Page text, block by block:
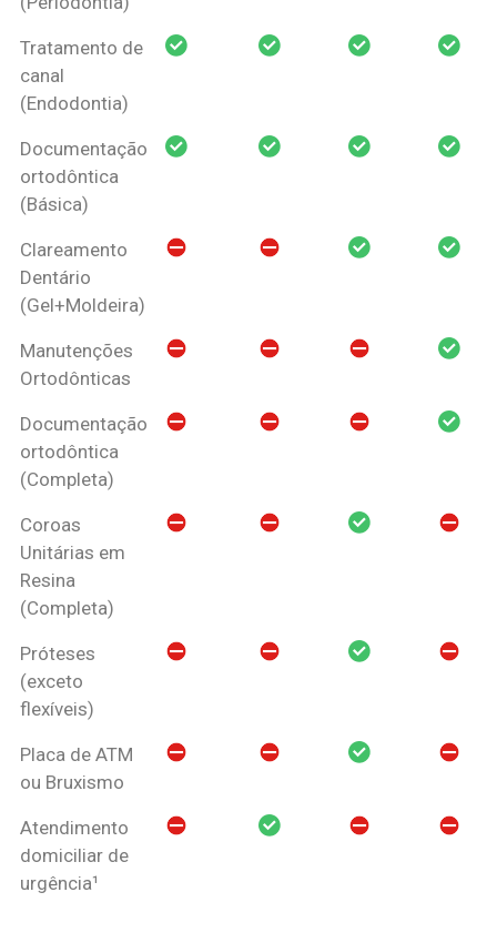
Tratamento de
canal
(Endodontia)
Documentação
ortodôntica
(Básica)
Clareamento
Dentário
(Gel+Moldeira)
Manutenções
Ortodônticas
Documentação
ortodôntica
(Completa)
Coroas
Unitárias em
Resina
(Completa)
Próteses
(exceto
flexíveis)
Placa de ATM
ou Bruxismo
Atendimento
domiciliar de
urgência¹